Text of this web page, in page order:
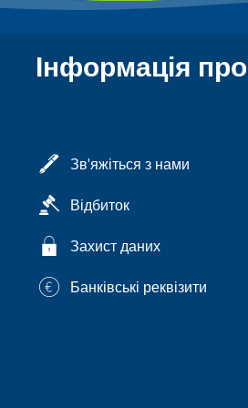
Інформація про
Зв'яжіться з нами
Відбиток
Захист даних
Банківські реквізити